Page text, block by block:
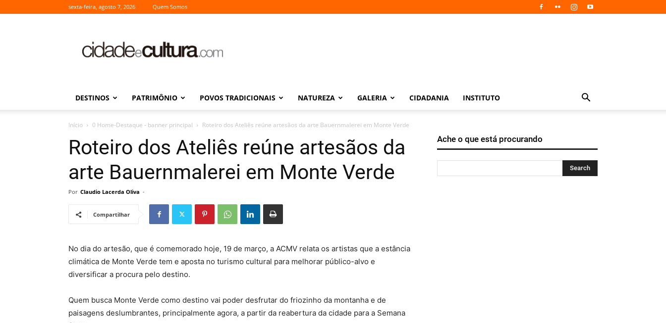
sexta-feira, agosto 7, 2026 Quem Somos
Cultura
DESTINOS PATRIMÔNIO POVOS TRADICIONAIS NATUREZA GALERIA CIDADANIA INSTITUTO
Início 0 Home-Destaque - banner principal Roteiro dos Ateliês reúne artesãos da arte Bauernmalerei em Monte Verde
Roteiro dos Ateliês reúne artesãos da
arte Bauernmalerei em Monte Verde
Por Claudio Lacerda Oliva -
Compartilhar
No dia do artesão, que é comemorado hoje, 19 de março, a ACMV relata os artistas que a estância
climática de Monte Verde tem e aposta no turismo cultural para melhorar público-alvo e
diversificar a procura pelo destino.
Quem busca Monte Verde como destino vai poder desfrutar do friozinho da montanha e de
paisagens deslumbrantes, principalmente agora, a partir da reabertura da cidade para a Semana
Ache o que está procurando